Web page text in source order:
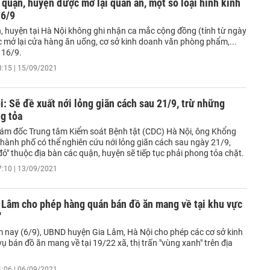
huyện được mở lại quán ăn, một số loại hình kinh
9
huyện tại Hà Nội không ghi nhận ca mắc cộng đồng (tính từ ngày
mở lại cửa hàng ăn uống, cơ sở kinh doanh văn phòng phẩm,...
16/9.
| 15/09/2021
Sẽ đề xuất nới lỏng giãn cách sau 21/9, trừ những
tỏa
đốc Trung tâm Kiểm soát Bệnh tật (CDC) Hà Nội, ông Khổng
phố có thể nghiên cứu nới lỏng giãn cách sau ngày 21/9,
thuộc địa bàn các quận, huyện sẽ tiếp tục phải phong tỏa chặt.
| 13/09/2021
cho phép hàng quán bán đồ ăn mang về tại khu vực
nay (6/9), UBND huyện Gia Lâm, Hà Nội cho phép các cơ sở kinh
bán đồ ăn mang về tại 19/22 xã, thị trấn "vùng xanh" trên địa